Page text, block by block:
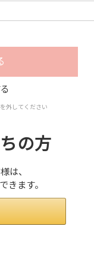
外してください
の方
は、
きます。